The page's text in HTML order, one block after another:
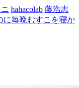
hahacolab 藤浩志
に毎晩むすこを寝か